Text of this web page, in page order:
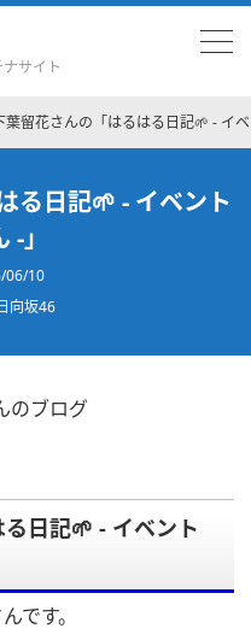
サイト
葉留花さんの「はるはる日記🌱 - イ
る日記🌱 - イベント
」
06/10
向坂46
のブログ
日記🌱 - イベント
です。